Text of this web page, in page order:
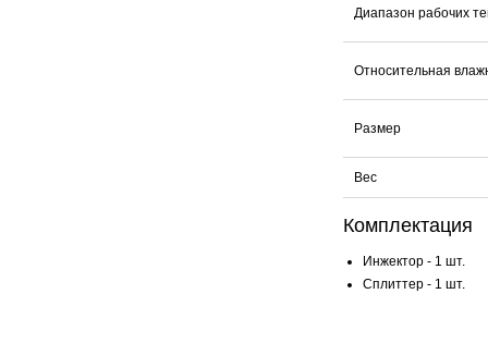
Диапазон рабочих
Относительная
Размер
Вес
Комплектация
Инжектор - 1 шт.
Сплиттер - 1 шт.